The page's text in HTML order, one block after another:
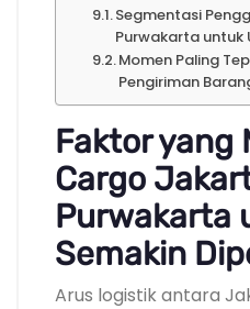
Segmentasi
Purwakarta untuk
Momen Paling
Pengiriman
Faktor yang
Cargo
Purwakarta
Semakin
Arus logistik antara